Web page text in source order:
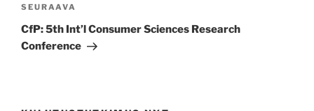
Seuraava
artikkeli
SEURAAVA
CfP: 5th Int’l Consumer Sciences Research
Conference